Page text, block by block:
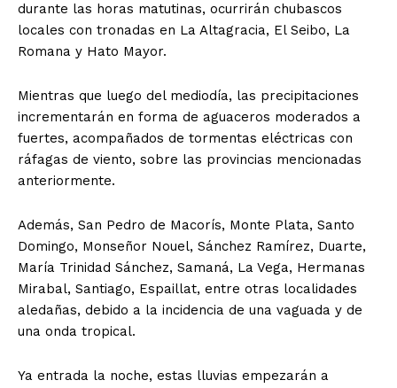
durante las horas matutinas, ocurrirán chubascos
locales con tronadas en La Altagracia, El Seibo, La
Romana y Hato Mayor.
Mientras que luego del mediodía, las precipitaciones
incrementarán en forma de aguaceros moderados a
fuertes, acompañados de tormentas eléctricas con
ráfagas de viento, sobre las provincias mencionadas
anteriormente.
Además, San Pedro de Macorís, Monte Plata, Santo
Domingo, Monseñor Nouel, Sánchez Ramírez, Duarte,
María Trinidad Sánchez, Samaná, La Vega, Hermanas
Mirabal, Santiago, Espaillat, entre otras localidades
aledañas, debido a la incidencia de una vaguada y de
una onda tropical.
Ya entrada la noche, estas lluvias empezarán a